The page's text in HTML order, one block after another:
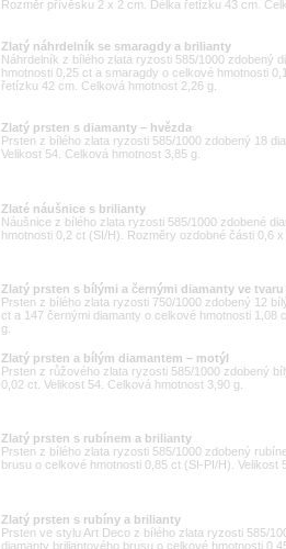
Rozměr přívěsku 2 x 2 cm. Délka řetízku 43 cm.
Zlatý náhrdelník se smaragdy a brilianty
Náhrdelník z bílého zlata ryzosti 585/1000 zdobený
hmotnosti 0,25 ct a smaragdy o celkové hmotnosti
řetízku 42 cm. Celková hmotnost 2,26 g.
Zlatý prsten s diamanty – hvězda
Prsten z bílého zlata ryzosti 585/1000 zdobený 18
Velikost 54. Celková hmotnost 3,85 g.
Zlaté náušnice s brilianty
Náušnice z bílého zlata ryzosti 585/1000 zdobené
hmotnosti 0,2 ct (SI/H). Rozměry ozdobné části 0,6
Zlatý prsten s bílými a černými diamanty ve tvaru
Prsten z bílého zlata ryzosti 750/1000 zdobený 12
ct a 147 černými diamanty o celkové hmotnosti 1,08
g.
Zlatý prsten a bílým diamantem – motýl
Prsten z růžového zlata ryzosti 585/1000 zdobený
0,02 ct. Velikost 54. Celková hmotnost 3,90 g.
Zlatý prsten s rubínem a brilianty
Prsten z bílého zlata ryzosti 585/1000 zdobený
brusu o celkové hmotnosti 0,85 ct (SI-PI/H). Velikost
Zlatý prsten s rubíny a brilianty
Prsten ve stylu Art Deco z bílého zlata ryzosti 585/
diamanty briliantového brusu o celkové hmotnosti